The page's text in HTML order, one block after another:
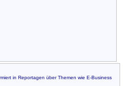
in Reportagen über Themen wie E-Business